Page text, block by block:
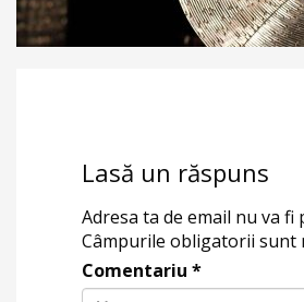
Lasă un răspuns
Adresa ta de email nu va fi
Câmpurile obligatorii sunt
Comentariu *